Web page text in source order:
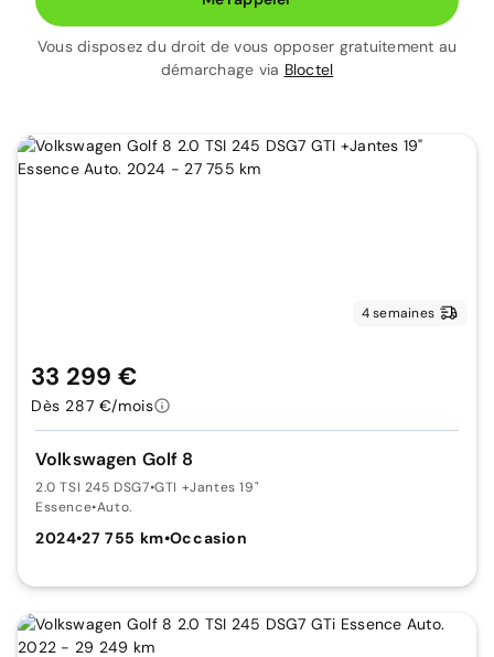
Vous disposez du droit de vous opposer gratuitement au
démarchage via Bloctel
4 semaines
Volkswagen Golf 8
2.0 TSI 245 DSG7•GTI +Jantes 19"
Essence•Auto.
2024•27 755 km•Occasion
33 299 €
Dès 287 €/mois